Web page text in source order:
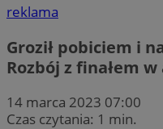
reklama
Groził pobiciem i
Rozbój z finałem
14 marca 2023 07:00
Czas czytania: 1 min.